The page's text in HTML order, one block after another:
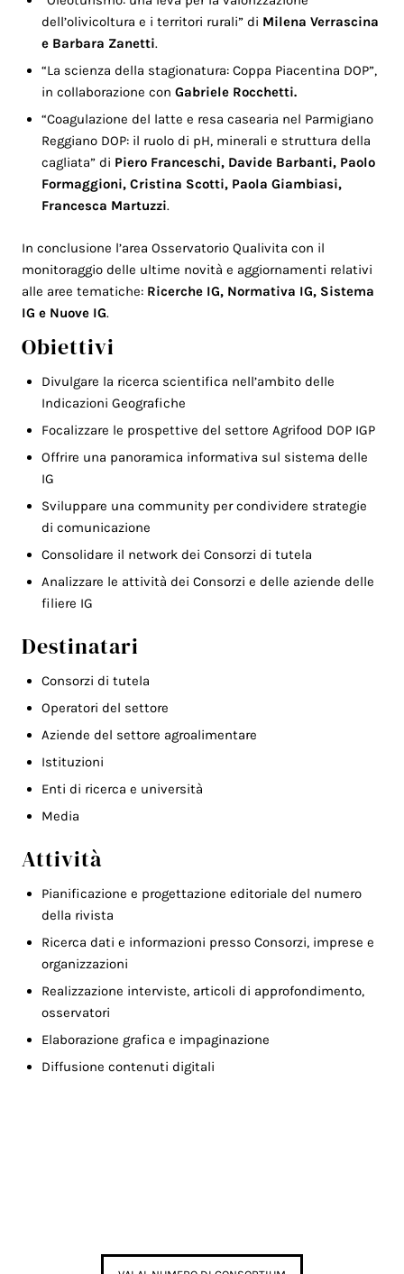
dell’olivicoltura e i territori rurali” di Milena Verrascina
e Barbara Zanetti.
“La scienza della stagionatura: Coppa Piacentina DOP”,
in collaborazione conGabriele Rocchetti.
“Coagulazione del latte e resa casearia nel Parmigiano
Reggiano DOP: il ruolo di pH, minerali e struttura della
cagliata” di Piero Franceschi, Davide Barbanti, Paolo
Formaggioni, Cristina Scotti, Paola Giambiasi,
Francesca Martuzzi.
In conclusione l’area Osservatorio Qualivita con il
monitoraggio delle ultime novità e aggiornamenti relativi
alle aree tematiche: Ricerche IG, Normativa IG, Sistema
IG e Nuove IG.
Obiettivi
Divulgare la ricerca scientifica nell’ambito delle
Indicazioni Geografiche
Focalizzare le prospettive del settore Agrifood DOP IGP
Offrire una panoramica informativa sul sistema delle
IG
Sviluppare una community per condividere strategie
di comunicazione
Consolidare il network dei Consorzi di tutela
Analizzare le attività dei Consorzi e delle aziende delle
filiere IG
Destinatari
Consorzi di tutela
Operatori del settore
Aziende del settore agroalimentare
Istituzioni
Enti di ricerca e università
Media
Attività
Pianificazione e progettazione editoriale del numero
della rivista
Ricerca dati e informazioni presso Consorzi, imprese e
organizzazioni
Realizzazione interviste, articoli di approfondimento,
osservatori
Elaborazione grafica e impaginazione
Diffusione contenuti digitali